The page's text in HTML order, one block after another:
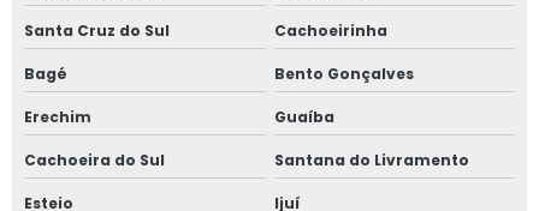
Santa Cruz do Sul Cachoeirinha
Bagé Bento Gonçalves
Erechim Guaíba
Cachoeira do Sul Santana do Livramento
Esteio Ijuí